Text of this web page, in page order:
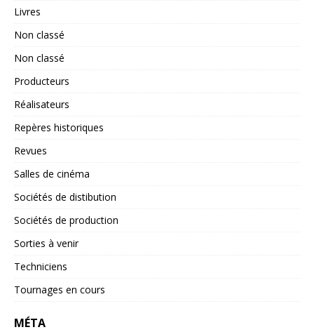
Livres
Non classé
Non classé
Producteurs
Réalisateurs
Repères historiques
Revues
Salles de cinéma
Sociétés de distibution
Sociétés de production
Sorties à venir
Techniciens
Tournages en cours
MÉTA